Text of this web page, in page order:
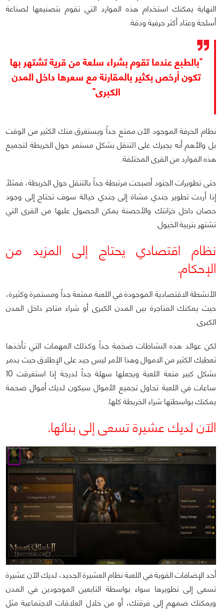
النهاية يمكنك استخدام هذه الموارد التي تقوم بتصنيعها لصناعة
أسلحة وعتاد أكثر حرفية ودقة.
"بالطبع عندما تقوم بشراء سلعة من قرية تشتهر بها
تكون أرخص بكثير بالمقارنة مع سعرها داخل المدن
الكبرى"
نظام الحرفة الموجود الآن ممتع جداً ويستغرق منك الكثير من الوقت
بل والأهم أنه يجبرك على التنقل بشكل مستمر حول الخريطة لتجميع
هذه الموارد من القرى المختلفة.
حتى تطويرات الجنود أصبحت مرتبطة جداً بالتنقل حول الخريطة، فمثلاً
إذا أردت تطوير جندي مشاة إلى جندي خيالة سوف تحتاج إلى وجود
حصان داخل خزانتك والأحصنة يمكن الحصول عليها من القرى التي
تشتهر بتربية الخيول.
نظام اقتصادي يحتاج إلى المزيد من
الإحكام.
الأنشطة الاقتصادية الموجودة في اللعبة ممتعة جداً ومستمرة وكثيرة،
حيث يمكنك المتاجرة بين المدن الكبرى أو شراء متاجر داخل المدن
الكبرى.
لكن عوائد هذه النشاطات ضخمة جداً وكذلك المهمات التي تأخذها
تعطيك الكثير من الاموال وهذا الأمر ليس جيد على الإطلاق حيث يدمر
بشكل كبير متعة اللعبة ويجعلها سهلة جداً لدرجة إذا استغرقت 10
ساعات في اللعبة تحاول تجميع الأموال سيكون لديك أموال ضخمة
يمكنك بواسطتها شراء الخريطة كلها.
الآن لديك عشيرة تسعى إلى بنائها.
أحد الإضافات القوية في اللعبة نظام العشيرة الجديد، لديك الآن عشيرة
تسعى إلى تطويرها سواء بواسطة التابعين الموجودين في المدن
ويمكنك ضمهم إلى فرقتك، أو من خلال العلاقات الاجتماعية مثل